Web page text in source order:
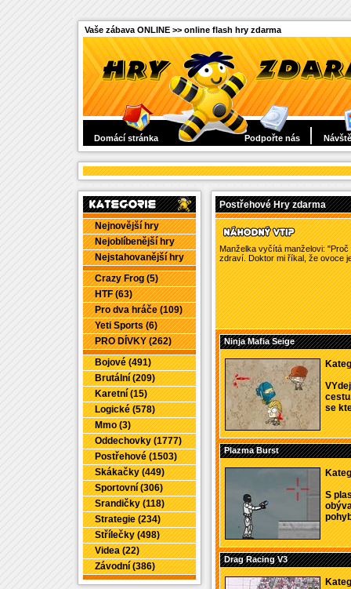
Vaše zábava ONLINE >> online flash hry zdarma
Domácí stránka Podpořte nás
Nejnovější hry
Nejoblíbenější hry
Nejstahovanější hry
Crazy Frog (5)
HTF (63)
Pro dva hráče (109)
Yeti Sports (6)
PRO DÍVKY (262)
Bojové (491)
Brutální (209)
Karetní (15)
Logické (578)
Mmo (3)
Oddechovky (1777)
Postřehové (1503)
Skákačky (449)
Sportovní (306)
Srandičky (118)
Strategie (234)
Střílečky (498)
Videa (22)
Závodní (386)
Postřehové Hry zdarma
Manželka vyčítá manželovi: "Proč
zdraví. Doktor mi říkal, že ovoce
Ninja Mafia Seige
se
Plazma Burst
S
Drag Racing V3